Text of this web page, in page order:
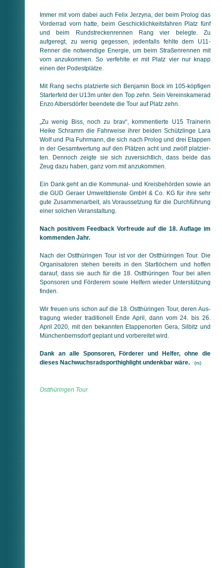
Immer mit vorn dabei auch Felix Jerzyna, der beim Prolog das
Vor­der­rad vorn hatte, beim Geschicklichkeitsfahren Platz fünf
und beim Rundstreckenrennen Rang vier belegte. Zu
aufgeregt, zu wenig gegessen, jedenfalls fehlte dem U11-
Renner die not­wen­di­ge Energie, um beim Straßenrennen mit
vorn an­zu­kom­men. So verfehlte er mit Platz vier nur knapp
einen der Podest­plätze.
Mit Rang sechs platzierte sich Benjamin Bock im 105-köpfigen
Starterfeld der U13m unter den Top zehn. Sein Vereinskamerad
Enzo Albersdörfer beendete die Tour auf Platz zehn.
„Zu wenig Biss, noch zu brav“, kommentierte U15 Trainerin
Heike Schramm die Fahrweise ihrer beiden Schützlinge Lara
Wolf und Pia Fuhrmann, die sich nach Prolog und drei Etappen
in der Gesamtwertung auf den Plätzen acht und zwölf plat­zier­
ten. Dennoch zeigte sie sich zuversichtlich, dass beide das
Zeug dazu haben, ganz vorn mit anzukommen.
Ein Dank geht an die Kommunal- und Kreisbehörden sowie an
die GUD Geraer Umweltdienste GmbH & Co. KG für ihre sehr
gute Zusammenarbeit, als Voraussetzung für die Durchführung
einer solchen Veranstaltung.
Nach positivem Feedback Vorfreude auf die 18. Auflage im
kommenden Jahr.
Nach der Ostthüringen Tour ist vor der Ostthüringen Tour. Die
Organisatoren stehen bereits in den Startlöchern und hoffen
darauf, dass sie auch für die 18. Ostthüringen Tour bei allen
Sponsoren und Förderern sowie Helfern wieder Unterstützung
finden.
Wir freuen uns schon auf die 18. Ostthüringen Tour, deren Aus­
tra­gung wieder traditionell Ende April, dann vom 24. bis 26.
April 2020, mit den bekannten Etappenorten Gera, Silbitz und
Mün­chen­berns­dorf geplant und vorbereitet wird.
Dank an alle Sponsoren, Förderer und Helfer, ohne die
dieses Nachwuchsradsporthighlight undenkbar wäre.
(rs)
Ostthüringen Tour